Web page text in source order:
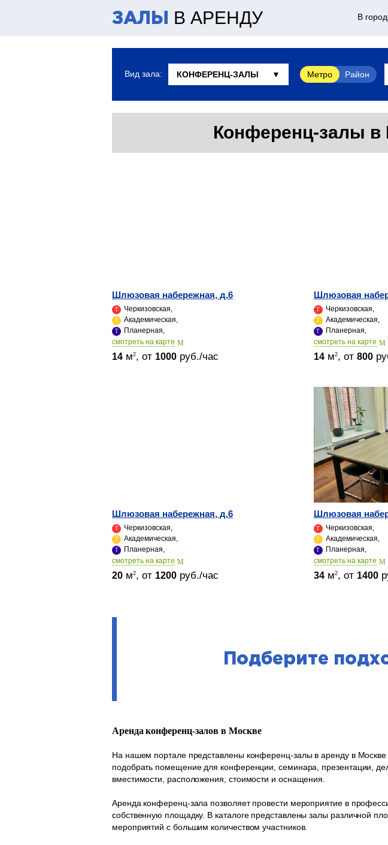
ЗАЛЫ В АРЕНДУ В
Вид зала: Метро Район
Конференц-залы в
Шлюзовая набережная, д.6
Черкизовская,
Академическая,
Планерная,
cмотреть на карте
14 м2, от 1000 руб./час
Шлюзовая
Черкизовская,
Академическая,
Планерная,
cмотреть на карте
14м2, от 800
Шлюзовая набережная, д.6
Черкизовская,
Академическая,
Планерная,
cмотреть на карте
20 м2, от 1200 руб./час
Шлюзовая
Черкизовская,
Академическая,
Планерная,
cмотреть на карте
34м2, от 1400
Подберите
Аренда конференц-залов в Москве
На нашем портале представлены конференц-залы в аренду в
подобрать помещение для конференции, семинара, презентации,
вместимости, расположения, стоимости и оснащения.
Аренда конференц-зала позволяет провести мероприятие в
собственную площадку. В каталоге представлены залы различной
мероприятий с большим количеством участников.